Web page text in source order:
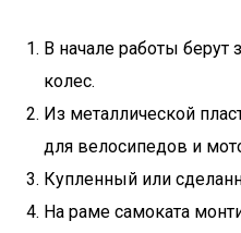
В начале работы
колес.
Из металлической
для велосипедов и
Купленный или
На раме самоката